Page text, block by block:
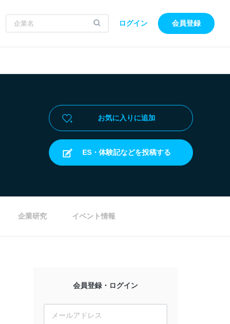
ログイン 会員登録
お気に入りに追加
ES・体験記などを投稿する
企業研究 イベント情報
会員登録・ログイン